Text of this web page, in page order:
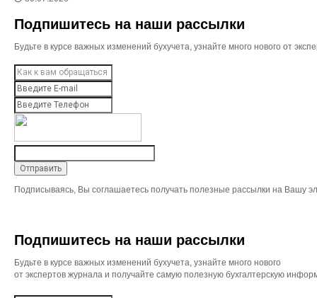
Подпишитесь на наши рассылки
Будьте в курсе важных изменений бухучета, узнайте много нового от
Подписываясь, Вы соглашаетесь получать полезные рассылки на Вашу
Подпишитесь на наши рассылки
Будьте в курсе важных изменений бухучета, узнайте много нового
от экспертов журнала и получайте самую полезную бухгалтерскую